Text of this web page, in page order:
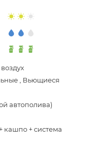
, Вьющиеся
автополива)
кашпо + система